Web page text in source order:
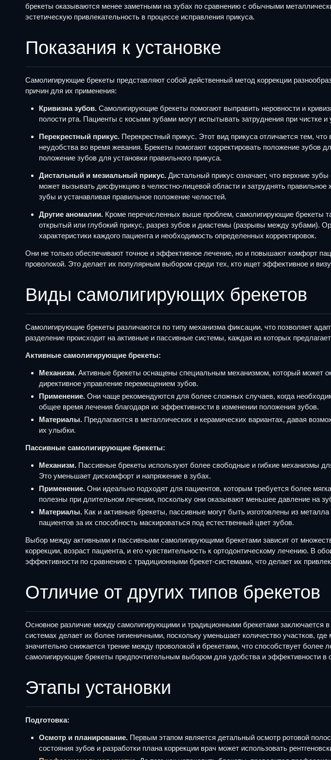
брекеты оказываются менее заметными на зубах по сравнению с обычными
эстетическую привлекательность в процессе исправления прикуса.
Показания к установке
Самолигирующие брекеты представляют собой действенный метод коррекции
причин для их применения:
Кривизна зубов. Самолигирующие брекеты помогают выправить неровности и
полости рта. Пациенты с косыми зубами могут испытывать затруднения при чистке
Перекрестный прикус. Перекрестный прикус. Этот вид прикуса отличается тем,
неудобства во время жевания. Брекеты помогают корректировать положение зубов
положение зубов для установки правильного прикуса.
Дистальный и мезиальный прикус. Дистальный прикус означает, что верхние
может вызывать дисфункцию в челюстно-лицевой области и затруднять
зубы и устанавливая правильное положение челюстей.
Другие аномалии. Кроме перечисленных выше проблем, самолигирующие брекеты
открытый или глубокий прикус, разрез зубов и диастемы (разрывы между зубами).
характеристики каждого пациента и необходимость определенных корректировок.
Они не только обеспечивают точное и эффективное лечение, но и повышают комфорт
проволокой. Это делает их популярным выбором среди тех, кто ищет эффективное и
Виды самолигирующих брекетов
Самолигирующие брекеты различаются по типу механизма фиксации, что позволяет
разделение происходит на активные и пассивные системы, каждая из которых
Активные самолигирующие брекеты:
Механизм. Активные брекеты оснащены специальным механизмом, который может
директивное управление перемещением зубов.
Применение. Они чаще рекомендуются для более сложных случаев, когда
общее время лечения благодаря их эффективности в изменении положения зубов.
Материалы. Предлагаются в металлических и керамических вариантах, давая
их улыбки.
Пассивные самолигирующие брекеты:
Механизм. Пассивные брекеты используют более свободные и гибкие механизмы
Это уменьшает дискомфорт и напряжение в зубах.
Применение. Они идеально подходят для пациентов, которым требуется более
полезны при длительном лечении, поскольку они оказывают меньшее давление на
Материалы. Как и активные брекеты, пассивные могут быть изготовлены из
пациентов за их способность маскироваться под естественный цвет зубов.
Выбор между активными и пассивными самолигирующими брекетами зависит от
коррекции, возраст пациента, и его чувствительность к ортодонтическому лечению. В
эффективности по сравнению с традиционными брекет-системами, что делает их
Отличие от других типов брекетов
Основное различие между самолигирующими и традиционными брекетами заключается
системах делает их более гигиеничными, поскольку уменьшает количество участков,
значительно снижается трение между проволокой и брекетами, что способствует
самолигирующие брекеты предпочтительным выбором для удобства и эффективности в
Этапы установки
Подготовка:
Осмотр и планирование. Первым этапом является детальный осмотр ротовой
состояния зубов и разработки плана коррекции врач может использовать